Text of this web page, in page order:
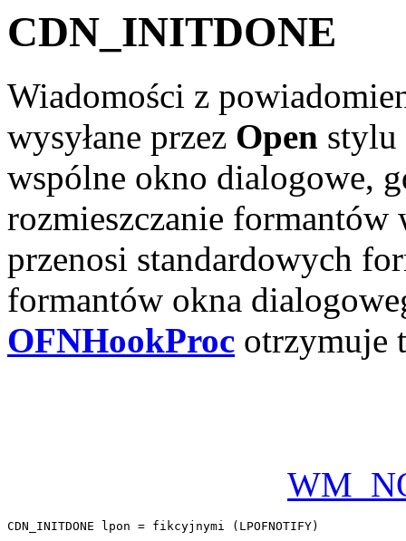
CDN_INITDONE
Wiadomości z
wysyłane przez Open
wspólne okno dialogowe,
rozmieszczanie
przenosi standardowych
formantów okna
OFNHookProc otrzymuje
CDN_INITDONE lpon = fikcyjnymi (LPOFNOTIFY)